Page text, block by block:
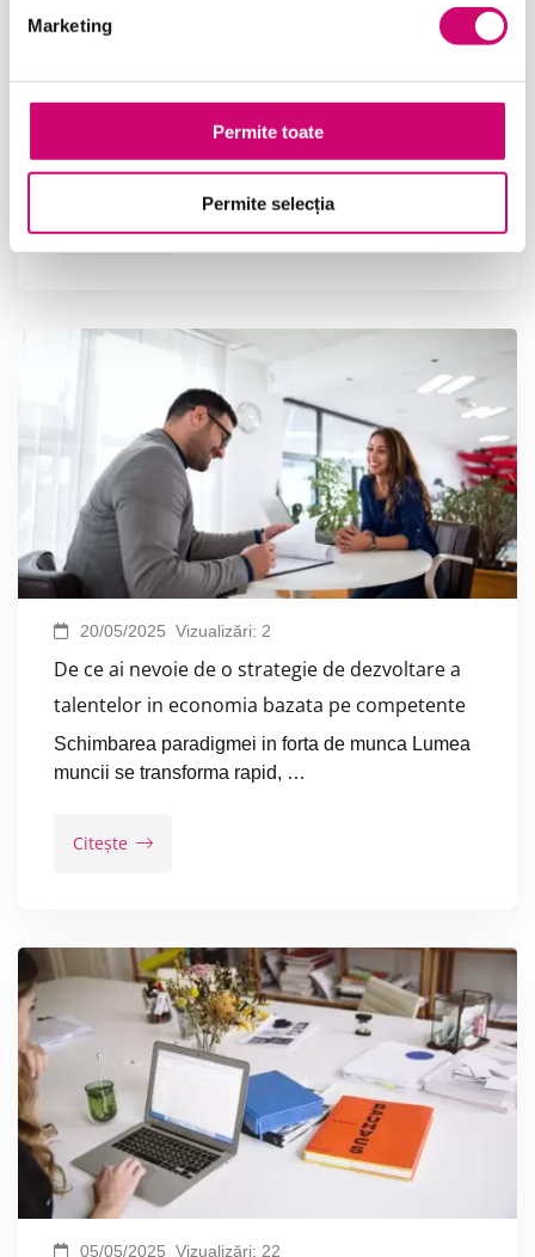
Marketing
Permite toate
Permite selecția
Angajatorii cauta o forta de munca creativa
Creativitatea – mai mult decat un talent innascut
20/05/2025 Vizualizări: 2
De ce ai nevoie de o strategie de dezvoltare a
talentelor in economia bazata pe competente
Schimbarea paradigmei in forta de munca Lumea
muncii se transforma rapid, …
Citește
05/05/2025 Vizualizări: 22